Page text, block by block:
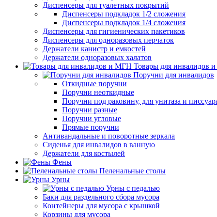
Диспенсеры для туалетных покрытий
Диспенсеры подкладок 1/2 сложения
Диспенсеры подкладок 1/4 сложения
Диспенсеры для гигиенических пакетиков
Диспенсеры для одноразовых перчаток
Держатели канистр и емкостей
Держатели одноразовых халатов
Товары для инвалидов
Поручни для инвалидов
Откидные поручни
Поручни неоткидные
Поручни под раковину, для унитаза и
Поручни разные
Поручни угловые
Прямые поручни
Антивандальные и поворотные зеркала
Сиденья для инвалидов в ванную
Держатели для костылей
Фены
Пеленальные столы
Урны
Урны с педалью
Баки для раздельного сбора мусора
Контейнеры для мусора с крышкой
Корзины для мусора